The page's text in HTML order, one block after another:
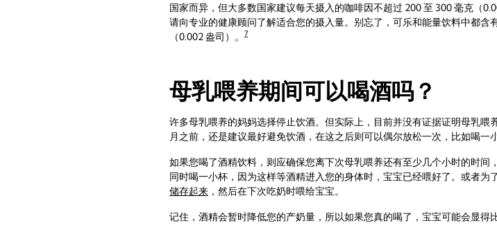
国家而异，但大多数国家建议每天摄入的咖啡因不超过 200 至 300 毫克（
请向专业的健康顾问了解适合您的摄入量。别忘了，可乐和能量饮料中都
（0.002 盎司）。
7
母乳喂养期间可以喝酒吗？
许多母乳喂养的妈妈选择停止饮酒。但实际上，目前并没有证据证明母乳喂
月之前，还是建议最好避免饮酒，在这之后则可以偶尔放松一次，比如喝一
如果您喝了酒精饮料，则应确保您离下次母乳喂养还有至少几个小时的时间
同时喝一小杯，因为这样等酒精进入您的身体时，宝宝已经喂好了。或者
储存起来 ，然后在下次吃奶时喂给宝宝。
记住，酒精会暂时降低您的产奶量，所以如果您真的喝了，宝宝可能会显得